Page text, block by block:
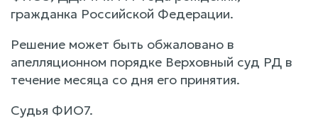
гражданка Российской Федерации.
Решение может быть обжаловано в
апелляционном порядке Верховный суд РД в
течение месяца со дня его принятия.
Судья ФИО7.